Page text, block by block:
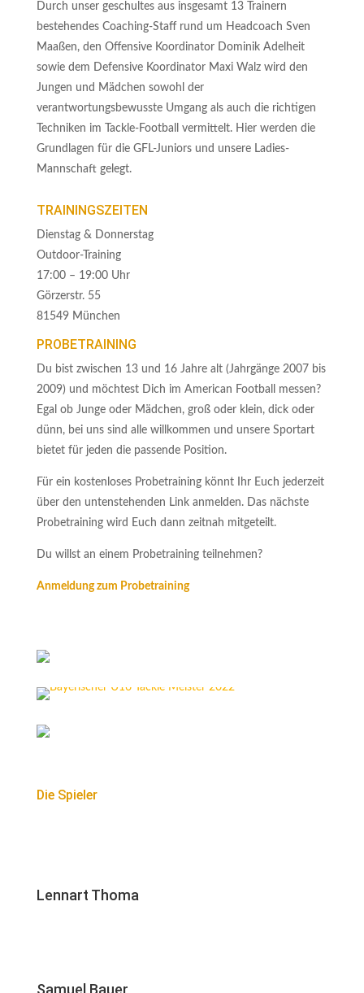
Durch unser geschultes aus insgesamt 13 Trainern
bestehendes Coaching-Staff rund um Headcoach Sven
Maaßen, den Offensive Koordinator Dominik Adelheit
sowie dem Defensive Koordinator Maxi Walz wird den
Jungen und Mädchen sowohl der
verantwortungsbewusste Umgang als auch die richtigen
Techniken im Tackle-Football vermittelt. Hier werden die
Grundlagen für die GFL-Juniors und unsere Ladies-
Mannschaft gelegt.
TRAININGSZEITEN
Dienstag & Donnerstag
Outdoor-Training
17:00 – 19:00 Uhr
Görzerstr. 55
81549 München
PROBETRAINING
Du bist zwischen 13 und 16 Jahre alt (Jahrgänge 2007 bis
2009) und möchtest Dich im American Football messen?
Egal ob Junge oder Mädchen, groß oder klein, dick oder
dünn, bei uns sind alle willkommen und unsere Sportart
bietet für jeden die passende Position.
Für ein kostenloses Probetraining könnt Ihr Euch jederzeit
über den untenstehenden Link anmelden. Das nächste
Probetraining wird Euch dann zeitnah mitgeteilt.
Du willst an einem Probetraining teilnehmen?
Anmeldung zum Probetraining
Die Spieler
Lennart Thoma
Samuel Bauer